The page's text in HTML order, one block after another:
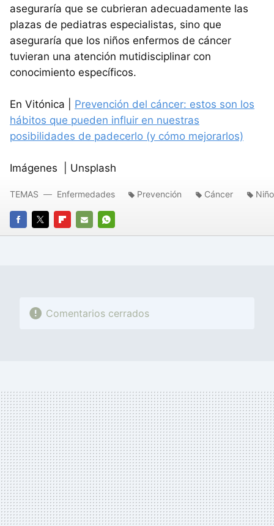
aseguraría que se cubrieran adecuadamente las
plazas de pediatras especialistas, sino que
aseguraría que los niños enfermos de cáncer
tuvieran una atención mutidisciplinar con
conocimiento específicos.
En Vitónica | Prevención del cáncer: estos son los
hábitos que pueden influir en nuestras
posibilidades de padecerlo (y cómo mejorarlos)
Imágenes | Unsplash
FACEBOOK
TWITTERFLIPBOARD
E-
WHATSAPP
TEMAS Enfermedades Prevención Cáncer
Comentarios cerrados